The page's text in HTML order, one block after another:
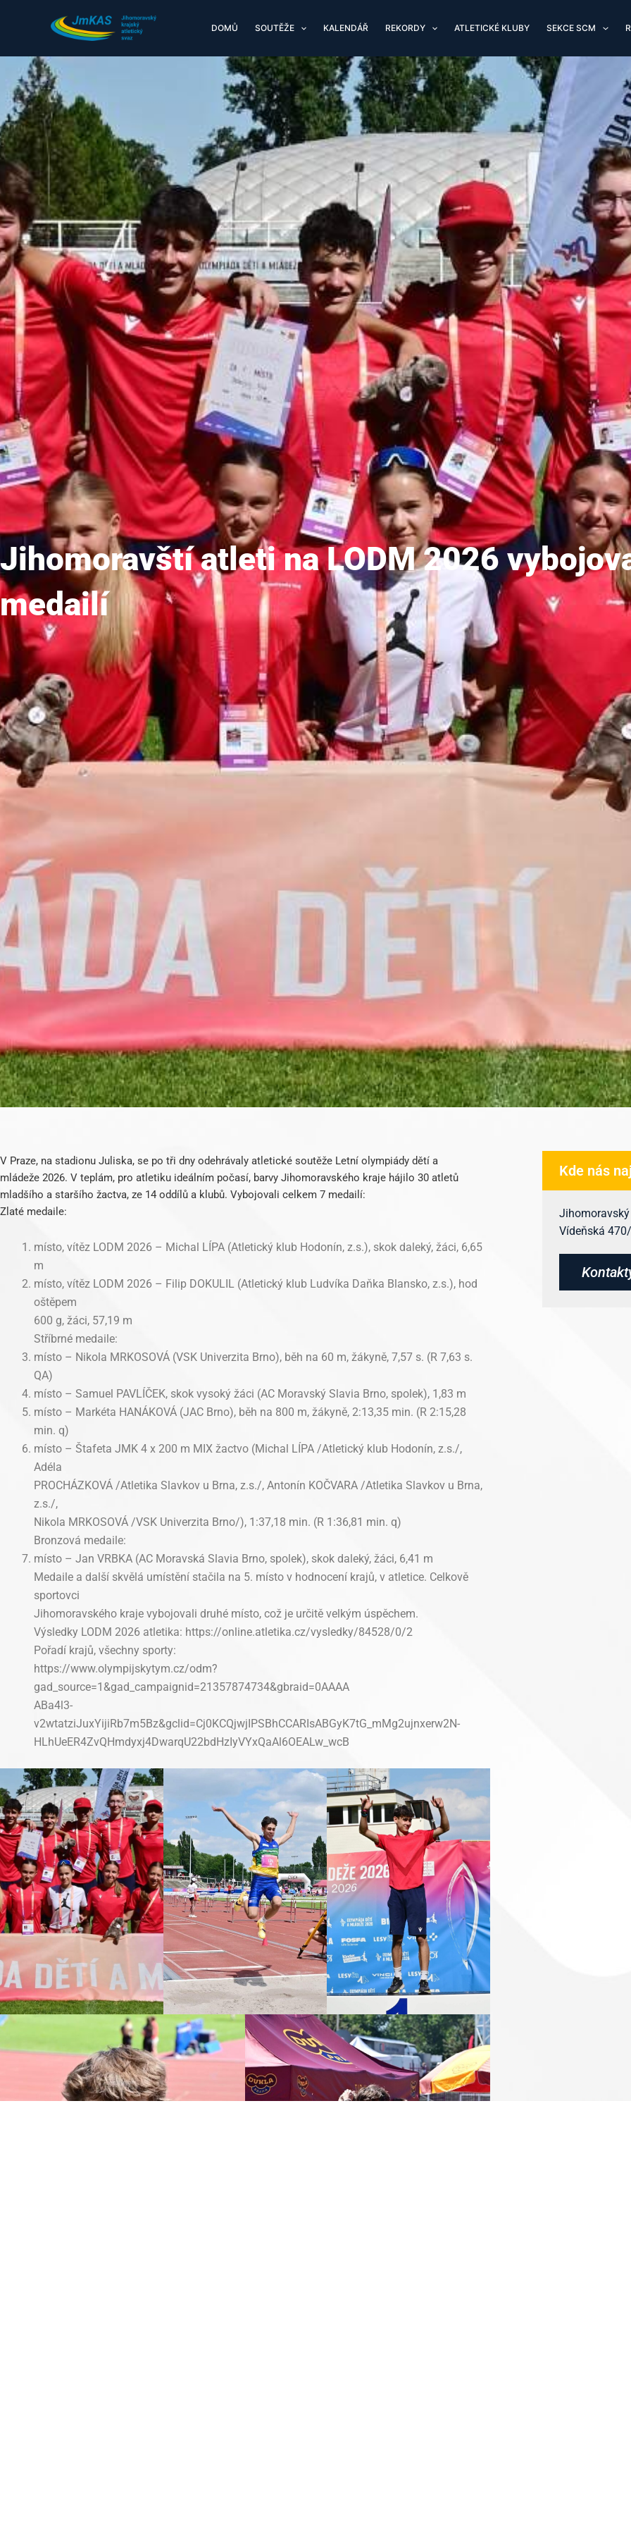
DOMŮ SOUTĚŽE KALENDÁŘ REKORDY ATLETICKÉ KLUBY SEKCE SCM
Jihomoravští atleti na LODM 2026
medailí
V Praze, na stadionu Juliska, se po tři dny odehrávaly atletické soutěže Letní olympiády dětí a
mládeže 2026. V teplám, pro atletiku ideálním počasí, barvy Jihomoravského kraje hájilo 30 atletů
mladšího a staršího žactva, ze 14 oddílů a klubů. Vybojovali celkem 7 medailí:
Zlaté medaile:
místo, vítěz LODM 2026 – Michal LÍPA (Atletický klub Hodonín, z.s.), skok daleký, žáci, 6,65
m
místo, vítěz LODM 2026 – Filip DOKULIL (Atletický klub Ludvíka Daňka Blansko, z.s.), hod
oštěpem
600 g, žáci, 57,19 m
Stříbrné medaile:
místo – Nikola MRKOSOVÁ (VSK Univerzita Brno), běh na 60 m, žákyně, 7,57 s. (R 7,63 s.
QA)
místo – Samuel PAVLÍČEK, skok vysoký žáci (AC Moravský Slavia Brno, spolek), 1,83 m
místo – Markéta HANÁKOVÁ (JAC Brno), běh na 800 m, žákyně, 2:13,35 min. (R 2:15,28
min. q)
místo – Štafeta JMK 4 x 200 m MIX žactvo (Michal LÍPA /Atletický klub Hodonín, z.s./,
Adéla
PROCHÁZKOVÁ /Atletika Slavkov u Brna, z.s./, Antonín KOČVARA /Atletika Slavkov u Brna,
z.s./,
Nikola MRKOSOVÁ /VSK Univerzita Brno/), 1:37,18 min. (R 1:36,81 min. q)
Bronzová medaile:
místo – Jan VRBKA (AC Moravská Slavia Brno, spolek), skok daleký, žáci, 6,41 m
Medaile a další skvělá umístění stačila na 5. místo v hodnocení krajů, v atletice. Celkově
sportovci
Jihomoravského kraje vybojovali druhé místo, což je určitě velkým úspěchem.
Výsledky LODM 2026 atletika: https://online.atletika.cz/vysledky/84528/0/2
Pořadí krajů, všechny sporty:
https://www.olympijskytym.cz/odm?
gad_source=1&gad_campaignid=21357874734&gbraid=0AAAA
ABa4l3-
v2wtatziJuxYijiRb7m5Bz&gclid=Cj0KCQjwjIPSBhCCARIsABGyK7tG_mMg2ujnxerw2N-
HLhUeER4ZvQHmdyxj4DwarqU22bdHzIyVYxQaAl6OEALw_wcB
Kde nás
Vídeňská